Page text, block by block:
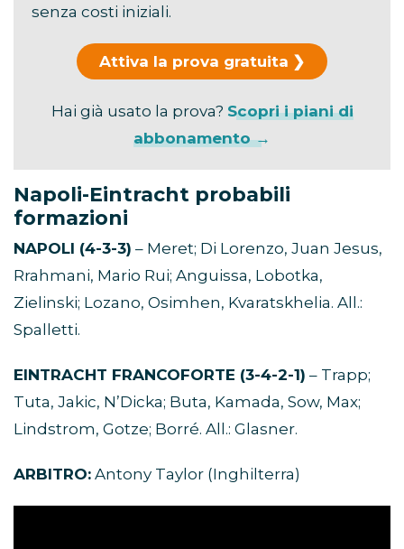
senza costi iniziali.
Attiva la prova gratuita
Hai già usato la prova? Scopri i piani di
abbonamento →
Napoli-Eintracht probabili
formazioni
NAPOLI (4-3-3) – Meret; Di Lorenzo, Juan Jesus,
Rrahmani, Mario Rui; Anguissa, Lobotka,
Zielinski; Lozano, Osimhen, Kvaratskhelia. All.:
Spalletti.
EINTRACHT FRANCOFORTE (3-4-2-1) – Trapp;
Tuta, Jakic, N’Dicka; Buta, Kamada, Sow, Max;
Lindstrom, Gotze; Borré. All.: Glasner.
ARBITRO: Antony Taylor (Inghilterra)